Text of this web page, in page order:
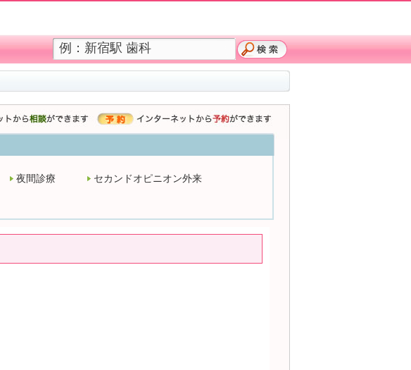
夜間診療
セカンドオピニオン外来